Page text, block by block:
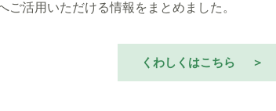
活用いただける情報をまとめました。
くわしくはこちら